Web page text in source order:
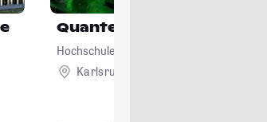
Quantencomputing
Hochschule Karlsruhe - Technik und
Karlsruhe